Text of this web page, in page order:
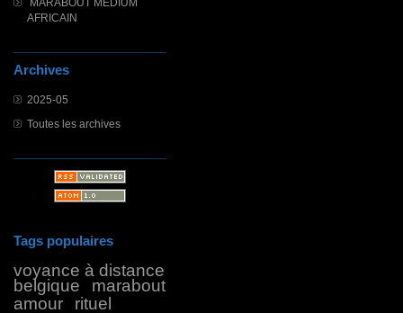
AFRICAIN
Archives
2025-05
Toutes les archives
Tags populaires
voyance à distance
belgique
marabout
amour
rituel